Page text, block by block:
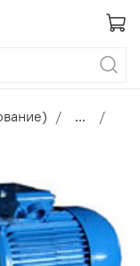
...